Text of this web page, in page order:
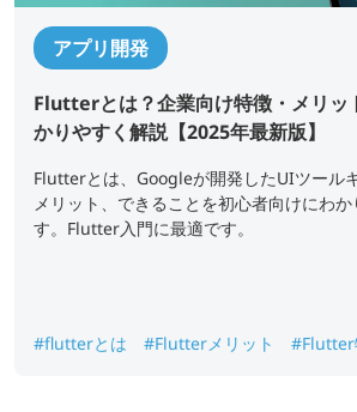
アプリ開発
Flutterとは？企業向け特徴・メリッ
かりやすく解説【2025年最新版】
Flutterとは、Googleが開発したUIツール
メリット、できることを初心者向けにわ
す。Flutter入門に最適です。
#flutterとは #Flutterメリット #Flutter